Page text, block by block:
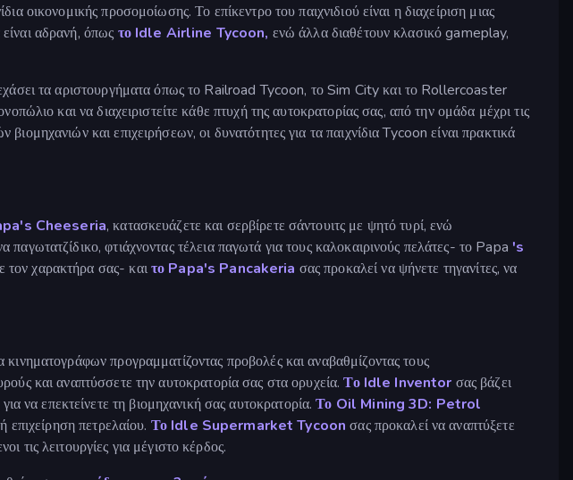
οικονομικής προσομοίωσης. Το επίκεντρο του παιχνιδιού είναι η διαχείριση μιας
αδρανή, όπως το Idle Airline Tycoon, ενώ άλλα διαθέτουν κλασικό gameplay,
τα αριστουργήματα όπως το Railroad Tycoon, το Sim City και το Rollercoaster
και να διαχειριστείτε κάθε πτυχή της αυτοκρατορίας σας, από την ομάδα μέχρι τις
και επιχειρήσεων, οι δυνατότητες για τα παιχνίδια Tycoon είναι πρακτικά
Cheeseria, κατασκευάζετε και σερβίρετε σάντουιτς με ψητό τυρί, ενώ
παγωτατζίδικο, φτιάχνοντας τέλεια παγωτά για τους καλοκαιρινούς πελάτες- το Papa 's
τον χαρακτήρα σας- καιτο Papa's Pancakeria σας προκαλεί να ψήνετε τηγανίτες, να
κινηματογράφων προγραμματίζοντας προβολές και αναβαθμίζοντας τους
και αναπτύσσετε την αυτοκρατορία σας στα ορυχεία.Το Idle Inventor σας βάζει
να επεκτείνετε τη βιομηχανική σας αυτοκρατορία.Το Oil Mining 3D: Petrol
επιχείρηση πετρελαίου. Το Idle Supermarket Tycoonσας προκαλεί να αναπτύξετε
τις λειτουργίες για μέγιστο κέρδος.